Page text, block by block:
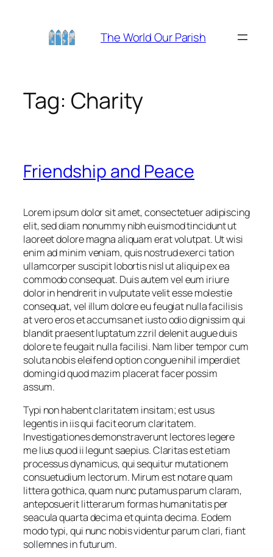
The World Our Parish
Tag: Charity
Friendship and Peace
Lorem ipsum dolor sit amet, consectetuer adipiscing
elit, sed diam nonummy nibh euismod tincidunt ut
laoreet dolore magna aliquam erat volutpat. Ut wisi
enim ad minim veniam, quis nostrud exerci tation
ullamcorper suscipit lobortis nisl ut aliquip ex ea
commodo consequat. Duis autem vel eum iriure
dolor in hendrerit in vulputate velit esse molestie
consequat, vel illum dolore eu feugiat nulla facilisis
at vero eros et accumsan et iusto odio dignissim qui
blandit praesent luptatum zzril delenit augue duis
dolore te feugait nulla facilisi. Nam liber tempor cum
soluta nobis eleifend option congue nihil imperdiet
doming id quod mazim placerat facer possim
assum.
Typi non habent claritatem insitam; est usus
legentis in iis qui facit eorum claritatem.
Investigationes demonstraverunt lectores legere
me lius quod ii legunt saepius. Claritas est etiam
processus dynamicus, qui sequitur mutationem
consuetudium lectorum. Mirum est notare quam
littera gothica, quam nunc putamus parum claram,
anteposuerit litterarum formas humanitatis per
seacula quarta decima et quinta decima. Eodem
modo typi, qui nunc nobis videntur parum clari, fiant
sollemnes in futurum.